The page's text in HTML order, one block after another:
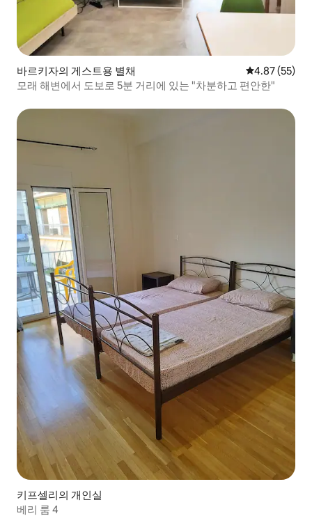
바르키자의 게스트용 별채 평점 4.87점(5
4.87 (55)
모래 해변에서 도보로 5분 거리에 있는 "차분하고 편안한"
키프셀리의 개인실
베리 룸 4